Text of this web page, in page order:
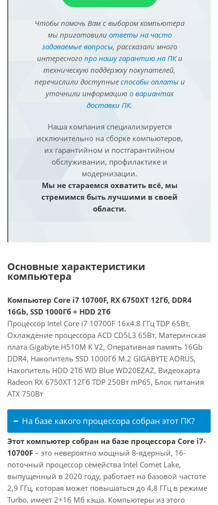
Чтобы помочь Вам с выбором компьютера
мы приготовили ответы на часто
задаваемые вопросы, рассказали много
интересного про нашу гарантию на ПКи
техническую поддержку покупателей,
перечислили доступные способы оплатыи
уточнили информацию о вариантах
доставки ПК.
Наша компания специализируется
исключительно на сборке компьютеров,
их гарантийном и постгарантийном
обслуживании, профилактике и
модернизации.
Мы не стараемся охватить всё, мы
стремимся быть лучшими в своей
области.
Основные характеристики
компьютера
Компьютер Core i7 10700F, RX 6750XT 12Гб, DDR4
16Gb, SSD 1000Гб + HDD 2Тб
Процессор Intel Core i7 10700F 16x4.8 ГГц TDP 65Вт,
Охлаждение процессора ACD CD5L3 65Вт, Материнская
плата Gigabyte H510M K V2, Оперативная память 16Gb
DDR4, Накопитель SSD 1000Гб M.2 GIGABYTE AORUS,
Накопитель HDD 2Тб WD Blue WD20EZAZ, Видеокарта
Radeon RX 6750XT 12Гб TDP 250Вт mP65, Блок питания
ATX 750Вт
На базе какого процессора собран этот ПК?
Этот компьютер собран на базе процессора Core i7-
10700F – это невероятно мощный 8-ядерный, 16-
поточный процессор семейства Intel Comet Lake,
выпущенный в 2020 году, работает на базовой частоте
2,9 ГГц, которая может повышаться до 4,8 ГГц в режиме
Turbo, имеет 2+16 Мб кэша. Компьютеры из этого